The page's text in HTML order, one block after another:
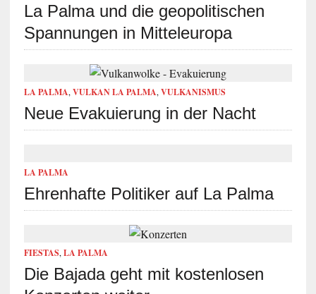
La Palma und die geopolitischen
Spannungen in Mitteleuropa
LA PALMA, VULKAN LA PALMA, VULKANISMUS
Neue Evakuierung in der Nacht
LA PALMA
Ehrenhafte Politiker auf La Palma
FIESTAS, LA PALMA
Die Bajada geht mit kostenlosen